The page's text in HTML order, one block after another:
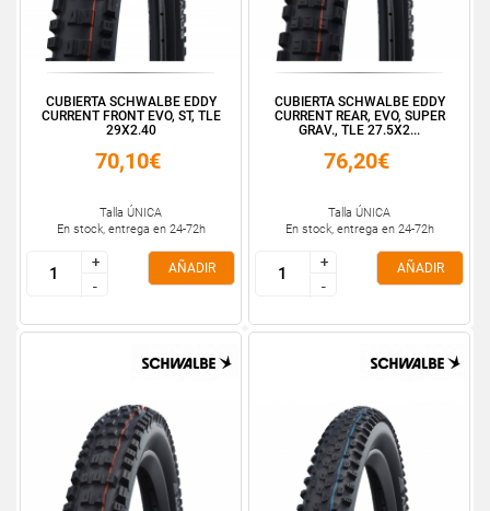
CUBIERTA SCHWALBE EDDY
CURRENT FRONT EVO, ST, TLE
29X2.40
70,10€
Talla ÚNICA
En stock, entrega en 24-72h
+
-
+
-
AÑADIR
CUBIERTA SCHWALBE EDDY
CURRENT REAR, EVO, SUPER
GRAV., TLE 27.5X2...
76,20€
Talla ÚNICA
En stock, entrega en 24-72h
+
-
+
-
AÑADIR